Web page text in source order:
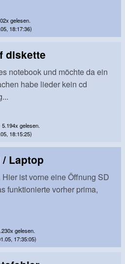
gelesen.
18:17:36)
diskette
notebook und möchte da ein
habe lieder kein cd
gelesen.
18:15:25)
/ Laptop
ist vorne eine Öffnung SD
funktionierte vorher prima,
gelesen.
17:35:05)